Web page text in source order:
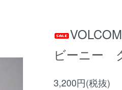
ビーニー
3,200円(税抜)